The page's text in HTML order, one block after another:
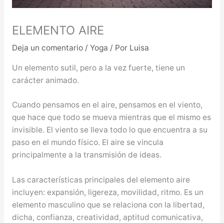
ELEMENTO AIRE
Deja un comentario / Yoga / Por Luisa
Un elemento sutil, pero a la vez fuerte, tiene un
carácter animado.
Cuando pensamos en el aire, pensamos en el viento,
que hace que todo se mueva mientras que el mismo es
invisible. El viento se lleva todo lo que encuentra a su
paso en el mundo físico. El aire se vincula
principalmente a la transmisión de ideas.
Las características principales del elemento aire
incluyen: expansión, ligereza, movilidad, ritmo. Es un
elemento masculino que se relaciona con la libertad,
dicha, confianza, creatividad, aptitud comunicativa,